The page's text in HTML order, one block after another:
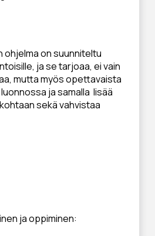
ohjelma on suunniteltu
ja se tarjoaa, ei vain
mutta myös opettavaista
ja samalla lisää
sekä vahvistaa
ja oppiminen: